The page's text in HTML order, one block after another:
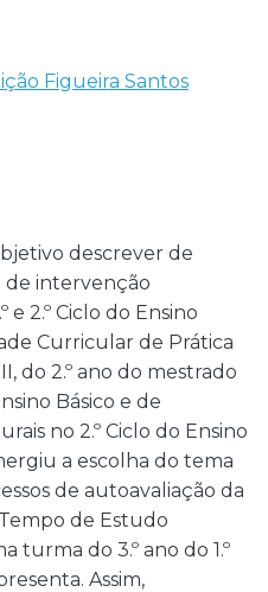
Figueira Santos
descrever de
de intervenção
e 2.º Ciclo do Ensino
Curricular de Prática
do 2.º ano do mestrado
Básico e de
no 2.º Ciclo do Ensino
a escolha do tema
de autoavaliação da
de Estudo
turma do 3.º ano do 1.º
Assim,